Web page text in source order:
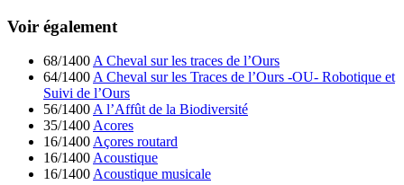
Voir également
68/1400 A Cheval sur les traces de l’Ours
64/1400 A Cheval sur les Traces de l’Ours -OU- Robotique et
Suivi de l’Ours
56/1400 A l’Affût de la Biodiversité
35/1400 Acores
16/1400 Açores routard
16/1400 Acoustique
16/1400 Acoustique musicale